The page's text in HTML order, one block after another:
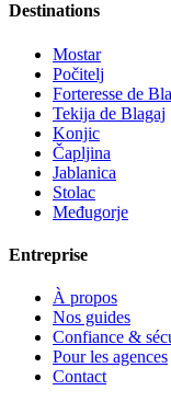
Destinations
Mostar
Počitelj
Forteresse de
Tekija de Blagaj
Konjic
Čapljina
Jablanica
Stolac
Međugorje
Entreprise
À propos
Nos guides
Confiance &
Pour les agences
Contact